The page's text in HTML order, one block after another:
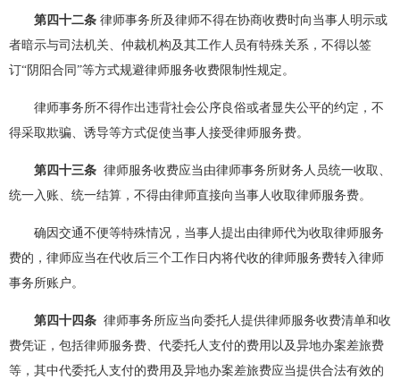
第四十二条 律师事务所及律师不得在协商收费时向当事人明示或
者暗示与司法机关、仲裁机构及其工作人员有特殊关系，不得以签
订“阴阳合同”等方式规避律师服务收费限制性规定。
律师事务所不得作出违背社会公序良俗或者显失公平的约定，不
得采取欺骗、诱导等方式促使当事人接受律师服务费。
第四十三条 律师服务收费应当由律师事务所财务人员统一收取、
统一入账、统一结算，不得由律师直接向当事人收取律师服务费。
确因交通不便等特殊情况，当事人提出由律师代为收取律师服务
费的，律师应当在代收后三个工作日内将代收的律师服务费转入律师
事务所账户。
第四十四条 律师事务所应当向委托人提供律师服务收费清单和收
费凭证，包括律师服务费、代委托人支付的费用以及异地办案差旅费
等，其中代委托人支付的费用及异地办案差旅费应当提供合法有效的